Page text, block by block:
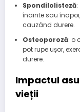
Spondilolisteză:
înainte sau
cauzând durere.
Osteoporoză: o
pot rupe ușor,
durere.
Impactul
vieții